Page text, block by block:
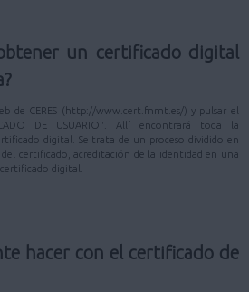
un certificado digital
de CERES (http://www.cert.fnmt.es/) y pulsar el
DE USUARIO". Allí encontrará toda la
digital. Se trata de un proceso dividido en
certificado, acreditación de la identidad en una
digital.
hacer con el certificado de